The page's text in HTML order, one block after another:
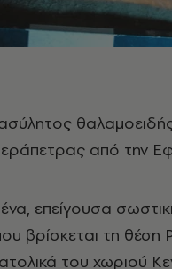
από την
επείγουσα
βρίσκεται τη
του χωριού